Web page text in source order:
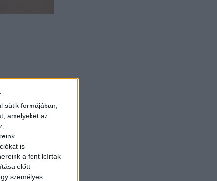
sütik formájában,
amelyeket az
is
a fent leírtak
előtt
személyes